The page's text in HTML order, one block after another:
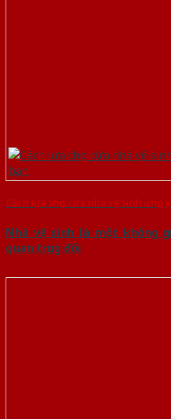
Cách lựa chọn cửa nhà vệ sinh ưng
Nhà vệ sinh là một không
quan trọng đối